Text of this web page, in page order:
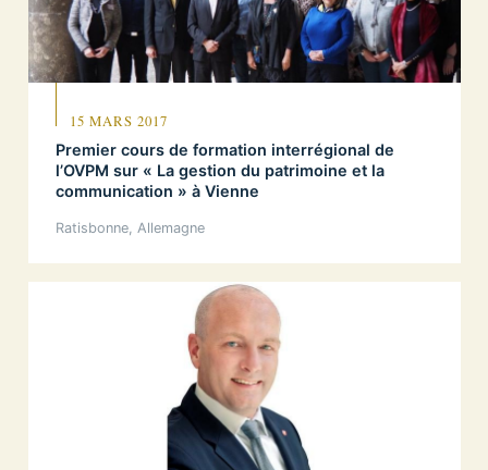
15 MARS 2017
Premier cours de formation interrégional de
l’OVPM sur « La gestion du patrimoine et la
communication » à Vienne
Ratisbonne, Allemagne